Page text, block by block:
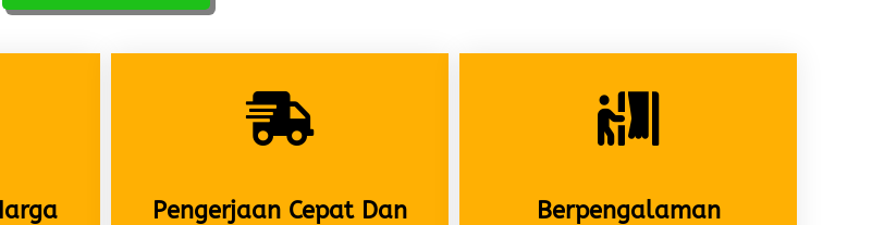
Pengerjaan Cepat Dan
Berpengalaman